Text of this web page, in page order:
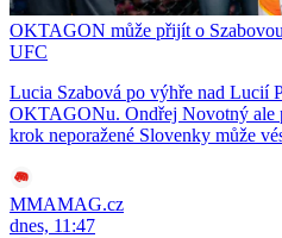
OKTAGON může přijít o
UFC
Lucia Szabová po výhře nad Lucií
OKTAGONu. Ondřej Novotný ale
krok neporažené Slovenky může
MMAMAG.cz
dnes, 11:47